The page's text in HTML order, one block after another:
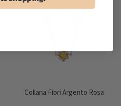
Collana Fiori Argento Rosa